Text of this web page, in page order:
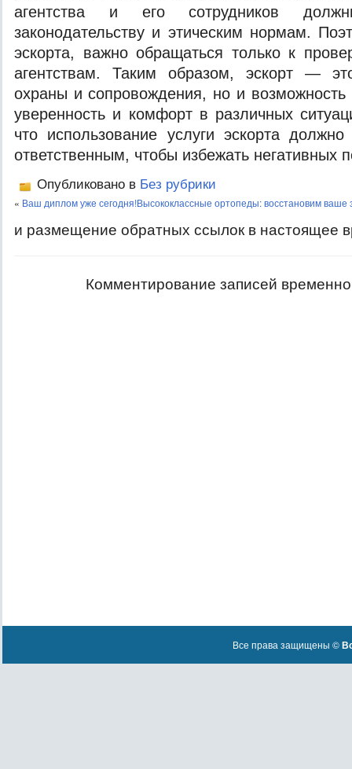
агентства и его сотрудников должны
законодательству и этическим нормам.
эскорта, важно обращаться только к
агентствам. Таким образом, эскорт —
охраны и сопровождения, но и возможность
уверенность и комфорт в различных
что использование услуги эскорта
ответственным, чтобы избежать негативных
Опубликовано в Без рубрики
« Ваш диплом уже сегодня!Высококлассные ортопеды: восстановим ваше
и размещение обратных ссылок в настоящее
Комментирование записей
Все права защищены ©